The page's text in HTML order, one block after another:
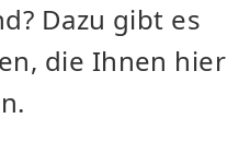
Dazu gibt es
die Ihnen hier